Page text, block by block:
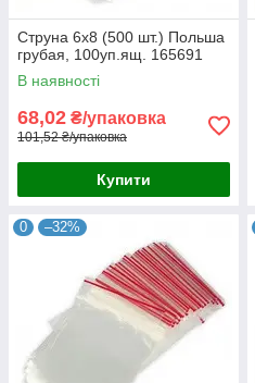
Струна 6х8 (500 шт.) Польша
грубая, 100уп.ящ. 165691
В наявності
68,02 ₴/упаковка
101,52 ₴/упаковка
Купити
0 –32%